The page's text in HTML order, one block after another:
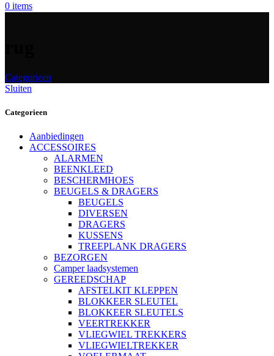
0 items
Categorieen
Sluiten
Categorieen
Aanbiedingen
ACCESSOIRES
ALARMEN
BEENKLEED
BESCHERMHOES
BEUGELS & DRAGERS
BEUGELS
DIVERSEN
DRAGERS
KUSSENS
TREEPLANK DRAGERS
BEZORGEN
Camper laadsystemen
GEREEDSCHAP
AFSTELKIT KLEPPEN
BLOKKEER SLEUTEL
BLOKKEER SLEUTELS
VEERTREKKER
VLIEGWIEL TREKKERS
VLIEGWIELTREKKER